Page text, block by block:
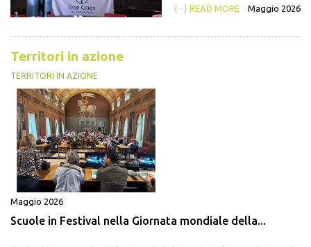
{···} READ MORE Maggio 2026
Territori in azione
TERRITORI IN AZIONE
Maggio 2026
Scuole in Festival nella Giornata mondiale della...